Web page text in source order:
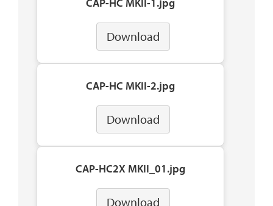
CAP-HC MKII-1.jpg
Download
CAP-HC MKII-2.jpg
Download
CAP-HC2X MKII_01.jpg
Download